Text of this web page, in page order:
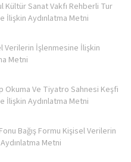
Kültür Sanat Vakfı Rehberli Tur
İlişkin Aydınlatma Metni
Verilerin İşlenmesine İlişkin
Metni
Ve Tiyatro Sahnesi Keşfi
İlişkin Aydınlatma Metni
Bağış Formu Kişisel Verilerin
Metni